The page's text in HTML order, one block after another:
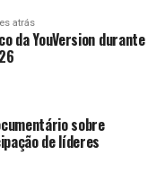
atrás
da YouVersion durante
sobre
de líderes